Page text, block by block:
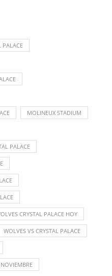
PALACE
MOLINEUX STADIUM
PALACE
CRYSTAL PALACE HOY
WOLVES VS CRYSTAL PALACE